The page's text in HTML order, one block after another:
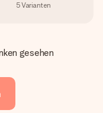
5Varianten
gesehen